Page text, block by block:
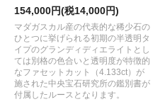
154,000円(税14,000円)
マダガスカル産の代表的な稀少石の
ひとつに挙げられる初期の半透明タ
イプのグランディディエライトとし
ては別格の色合いと透明度が特徴的
なファセットカット（4.133ct）が
施された中央宝石研究所の鑑別書が
付属したルースとなります。